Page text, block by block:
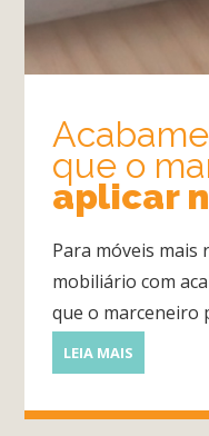
que o
aplicar
Para móveis mais
mobiliário com
que o marceneiro
LEIA MAIS